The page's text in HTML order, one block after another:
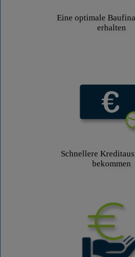
Eine optimale
erhalten
Schnellere
bekommen